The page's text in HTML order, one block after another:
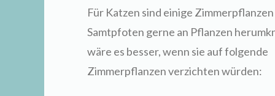
Für Katzen sind einige
Samtpfoten gerne an Pflanzen
wäre es besser, wenn sie auf folgende
Zimmerpflanzen verzichten würden: